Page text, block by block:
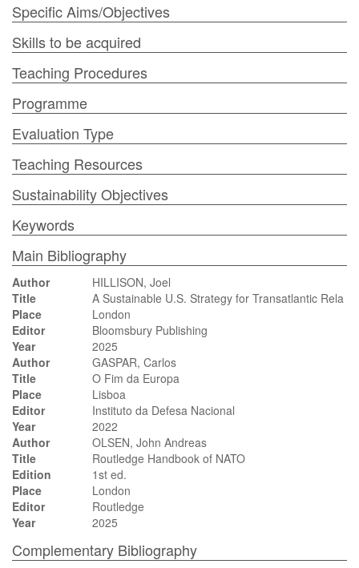
Specific Aims/Objectives
Skills to be acquired
Teaching Procedures
Programme
Evaluation Type
Teaching Resources
Sustainability Objectives
Keywords
Main Bibliography
Author
HILLISON, Joel
Title
A Sustainable U.S. Strategy for Transatlantic Rela
Place
London
Editor
Bloomsbury Publishing
Year
2025
Author
GASPAR, Carlos
Title
O Fim da Europa
Place
Lisboa
Editor
Instituto da Defesa Nacional
Year
2022
Author
OLSEN, John Andreas
Title
Routledge Handbook of NATO
Edition
1st ed.
Place
London
Editor
Routledge
Year
2025
Complementary Bibliography